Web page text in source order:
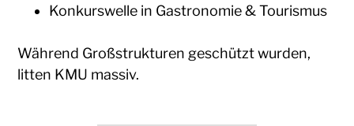
Konkurswelle in Gastronomie & Tourismus
Während Großstrukturen geschützt wurden,
litten KMU massiv.